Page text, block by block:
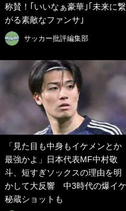
称賛！｢いいなぁ豪華｣｢未来に繋
がる素敵なファンサ｣
サッカー批評編集部
「見た目も中身もイケメンとか
最強かよ」日本代表MF中村敬
斗、短すぎソックスの理由を明
かして大反響 中3時代の爆イケ
秘蔵ショットも